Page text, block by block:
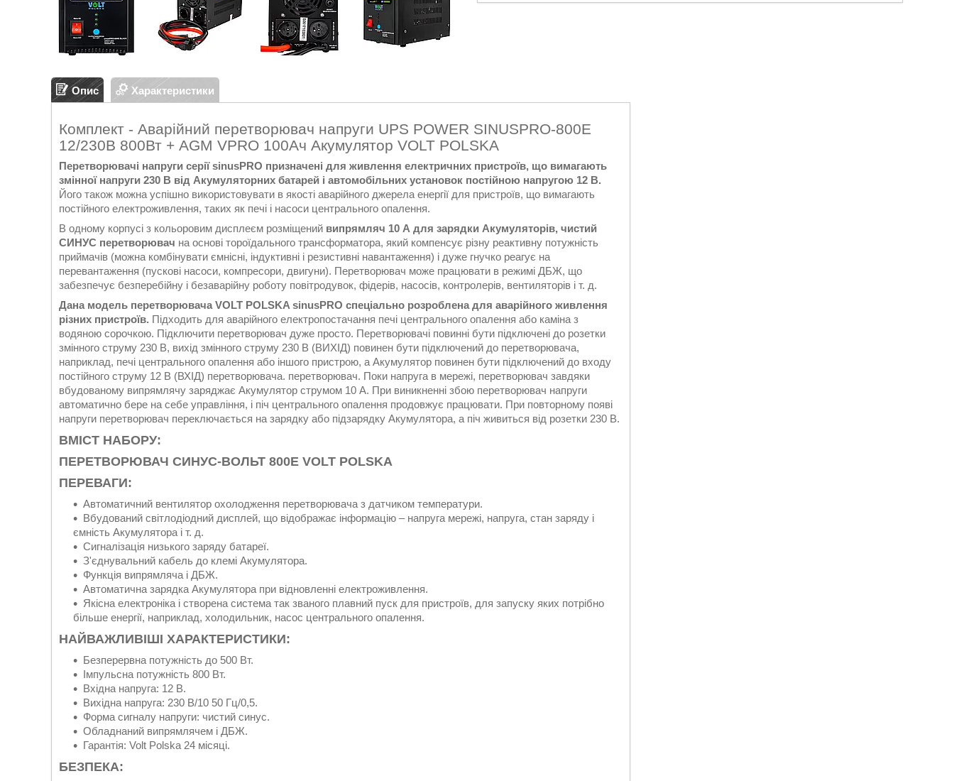
Опис Характеристики
Комплект - Аварійний перетворювач напруги UPS POWER SINUSPRO-800E
12/230В 800Вт + AGM VPRO 100Ач Акумулятор VOLT POLSKA
Перетворювачі напруги серії sinusPRO призначені для живлення електричних пристроїв, що вимагають
змінної напруги 230 В від Акумуляторних батарей і автомобільних установок постійною напругою 12 В.
Його також можна успішно використовувати в якості аварійного джерела енергії для пристроїв, що вимагають
постійного електроживлення, таких як печі і насоси центрального опалення.
В одному корпусі з кольоровим дисплеєм розміщений випрямляч 10 А для зарядки Акумуляторів, чистий
СИНУС перетворювач на основі тороїдального трансформатора, який компенсує різну реактивну потужність
приймачів (можна комбінувати ємнісні, індуктивні і резистивні навантаження) і дуже гнучко реагує на
перевантаження (пускові насоси, компресори, двигуни). Перетворювач може працювати в режимі ДБЖ, що
забезпечує безперебійну і безаварійну роботу повітродувок, фідерів, насосів, контролерів, вентиляторів і т. д.
Дана модель перетворювача VOLT POLSKA sinusPRO спеціально розроблена для аварійного живлення
різних пристроїв. Підходить для аварійного електропостачання печі центрального опалення або каміна з
водяною сорочкою. Підключити перетворювач дуже просто. Перетворювачі повинні бути підключені до розетки
змінного струму 230 В, вихід змінного струму 230 В (ВИХІД) повинен бути підключений до перетворювача,
наприклад, печі центрального опалення або іншого пристрою, а Акумулятор повинен бути підключений до входу
постійного струму 12 В (ВХІД) перетворювача. перетворювач. Поки напруга в мережі, перетворювач завдяки
вбудованому випрямлячу заряджає Акумулятор струмом 10 А. При виникненні збою перетворювач напруги
автоматично бере на себе управління, і піч центрального опалення продовжує працювати. При повторному появі
напруги перетворювач переключається на зарядку або підзарядку Акумулятора, а піч живиться від розетки 230 В.
ВМІСТ НАБОРУ:
ПЕРЕТВОРЮВАЧ СИНУС-ВОЛЬТ 800E VOLT POLSKA
ПЕРЕВАГИ:
Автоматичний вентилятор охолодження перетворювача з датчиком температури.
Вбудований світлодіодний дисплей, що відображає інформацію – напруга мережі, напруга, стан заряду і
ємність Акумулятора і т. д.
Сигналізація низького заряду батареї.
З'єднувальний кабель до клемі Акумулятора.
Функція випрямляча і ДБЖ.
Автоматична зарядка Акумулятора при відновленні електроживлення.
Якісна електроніка і створена система так званого плавний пуск для пристроїв, для запуску яких потрібно
більше енергії, наприклад, холодильник, насос центрального опалення.
НАЙВАЖЛИВІШІ ХАРАКТЕРИСТИКИ:
Безперервна потужність до 500 Вт.
Імпульсна потужність 800 Вт.
Вхідна напруга: 12 В.
Вихідна напруга: 230 В/10 50 Гц/0,5.
Форма сигналу напруги: чистий синус.
Обладнаний випрямлячем і ДБЖ.
Гарантія: Volt Polska 24 місяці.
БЕЗПЕКА: